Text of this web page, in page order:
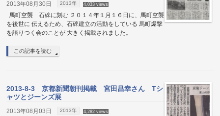
2013年08月30日 2013年 4,033 views
馬町空襲 石碑に刻む ２０１４年１月１６日に、馬町空襲
を後世に 伝えるため、石碑建立の活動をしている 馬町爆撃
を語りつく会のことが 大きく掲載されました。
この記事を読む
2013-8-3 京都新聞朝刊掲載 宮田昌幸さん Tシ
ャツとジーンズ展
2013年08月03日 2013年 4,282 views